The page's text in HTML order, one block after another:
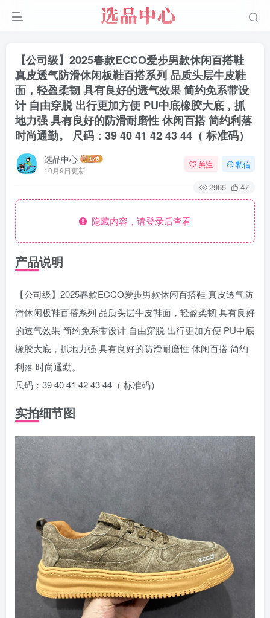
【公司级】2025春款ECCO爱步男款休闲百搭鞋
真皮透气防滑休闲板鞋百搭系列 品质头层牛皮鞋
面，轻盈柔韧 具有良好的透气效果 简约免系带设
计 自由穿脱 出行更加方便 PU中底橡胶大底，抓
地力强 具有良好的防滑耐磨性 休闲百搭 简约利落
时尚通勤。 尺码：39 40 41 42 43 44（ 标准码）
选品中心
10月9日更新
关注 私信
2965 47
隐藏内容，请登录后查看
产品说明
【公司级】2025春款ECCO爱步男款休闲百搭鞋 真皮透气防
滑休闲板鞋百搭系列 品质头层牛皮鞋面，轻盈柔韧 具有良好
的透气效果 简约免系带设计 自由穿脱 出行更加方便 PU中底
橡胶大底，抓地力强 具有良好的防滑耐磨性 休闲百搭 简约
利落 时尚通勤。
尺码：39 40 41 42 43 44（ 标准码）
实拍细节图